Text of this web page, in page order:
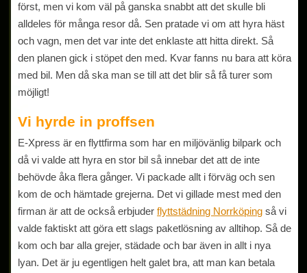
först, men vi kom väl på ganska snabbt att det skulle bli
alldeles för många resor då. Sen pratade vi om att hyra häst
och vagn, men det var inte det enklaste att hitta direkt. Så
den planen gick i stöpet den med. Kvar fanns nu bara att köra
med bil. Men då ska man se till att det blir så få turer som
möjligt!
Vi hyrde in proffsen
E-Xpress är en flyttfirma som har en miljövänlig bilpark och
då vi valde att hyra en stor bil så innebar det att de inte
behövde åka flera gånger. Vi packade allt i förväg och sen
kom de och hämtade grejerna. Det vi gillade mest med den
firman är att de också erbjuderflyttstädning Norrköping så vi
valde faktiskt att göra ett slags paketlösning av alltihop. Så de
kom och bar alla grejer, städade och bar även in allt i nya
lyan. Det är ju egentligen helt galet bra, att man kan betala